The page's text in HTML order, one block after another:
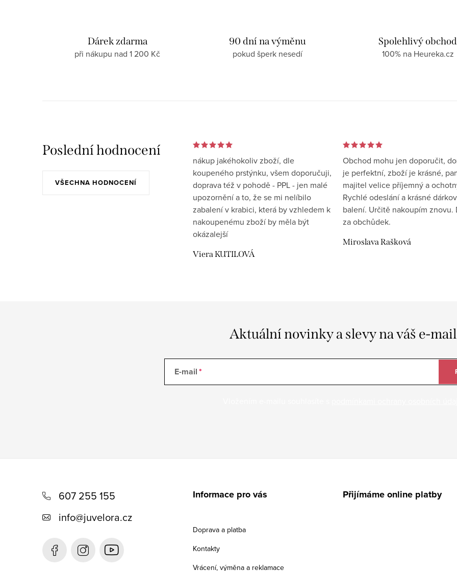
Dárek zdarma
při nákupu nad 1 200 Kč
90 dní na výměnu
pokud šperk nesedí
Spolehlivý obchod
100% na Heureka.cz
Poslední hodnocení
VŠECHNA HODNOCENÍ
nákup jakéhokoliv zboží, dle
koupeného prstýnku, všem doporučuji,
doprava též v pohodě - PPL - jen malé
upozornění a to, že se mi nelíbilo
zabalení v krabici, která by vzhledem k
nakoupenému zboží by měla být
okázalejší
Viera KUTILOVÁ
Obchod mohu jen doporučit,
je perfektní, zboží je krásné,
majitel velice příjemný a
Rychlé odeslání a krásné
balení. Určitě nakoupím znovu.
za obchůdek.
Miroslava Rašková
Aktuální novinky a slevy na váš e-mail
E-mail
607 255 155
info@juvelora.cz
Informace pro vás
Doprava a platba
Kontakty
Vrácení, výměna a reklamace
Přijímáme online platby